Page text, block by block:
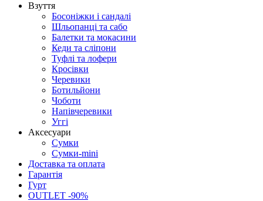
Взуття
Босоніжки і сандалі
Шльопанці та сабо
Балетки та мокасини
Кеди та сліпони
Туфлі та лофери
Кросівки
Черевики
Ботильйони
Чоботи
Напівчеревики
Уггі
Аксесуари
Сумки
Сумки-mini
Доставка та оплата
Гарантія
Гурт
OUTLET -90%